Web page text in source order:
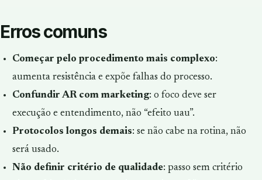
Erros comuns
Começar pelo procedimento mais complexo:
aumenta resistência e expõe falhas do processo.
Confundir AR com marketing: o foco deve ser
execução e entendimento, não “efeito uau”.
Protocolos longos demais: se não cabe na rotina, não
será usado.
Não definir critério de qualidade: passo sem critério